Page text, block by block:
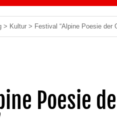
> Kultur > Festival “Alpine Poesie der
Poesie